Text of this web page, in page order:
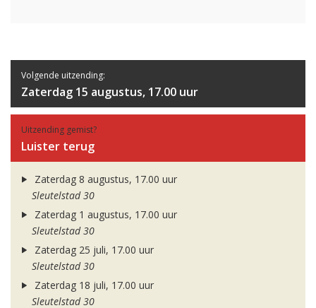
Volgende uitzending:
Zaterdag 15 augustus, 17.00 uur
Uitzending gemist?
Luister terug
Zaterdag 8 augustus, 17.00 uur
Sleutelstad 30
Zaterdag 1 augustus, 17.00 uur
Sleutelstad 30
Zaterdag 25 juli, 17.00 uur
Sleutelstad 30
Zaterdag 18 juli, 17.00 uur
Sleutelstad 30